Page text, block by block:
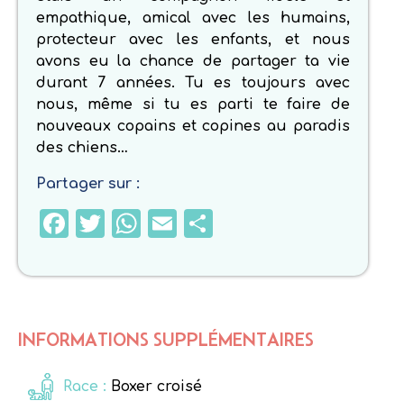
empathique, amical avec les humains,
protecteur avec les enfants, et nous
avons eu la chance de partager ta vie
durant 7 années. Tu es toujours avec
nous, même si tu es parti te faire de
nouveaux copains et copines au paradis
des chiens…
Partager sur :
Facebook
Twitter
WhatsApp
Email
INFORMATIONS SUPPLÉMENTAIRES
Race : Boxer croisé